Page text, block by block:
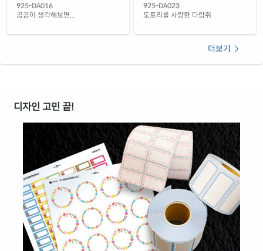
925-DA016
곰곰이 생각해보면...
925-DA023
도토리를 사랑한 다람쥐
더보기
디자인 고민 끝!